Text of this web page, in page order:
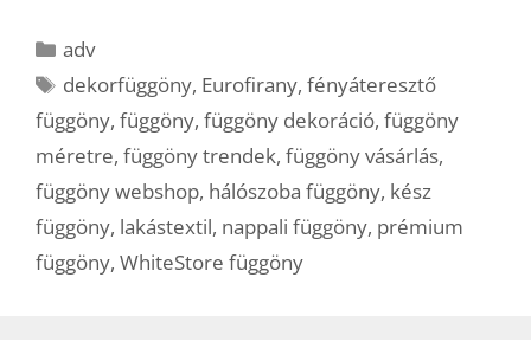
Kategória
adv
Címkék
dekorfüggöny, Eurofirany,fényáteresztő
függöny, függöny, függöny dekoráció, függöny
méretre, függöny trendek, függöny vásárlás,
függöny webshop, hálószoba függöny, kész
függöny, lakástextil, nappali függöny, prémium
függöny, WhiteStore függöny